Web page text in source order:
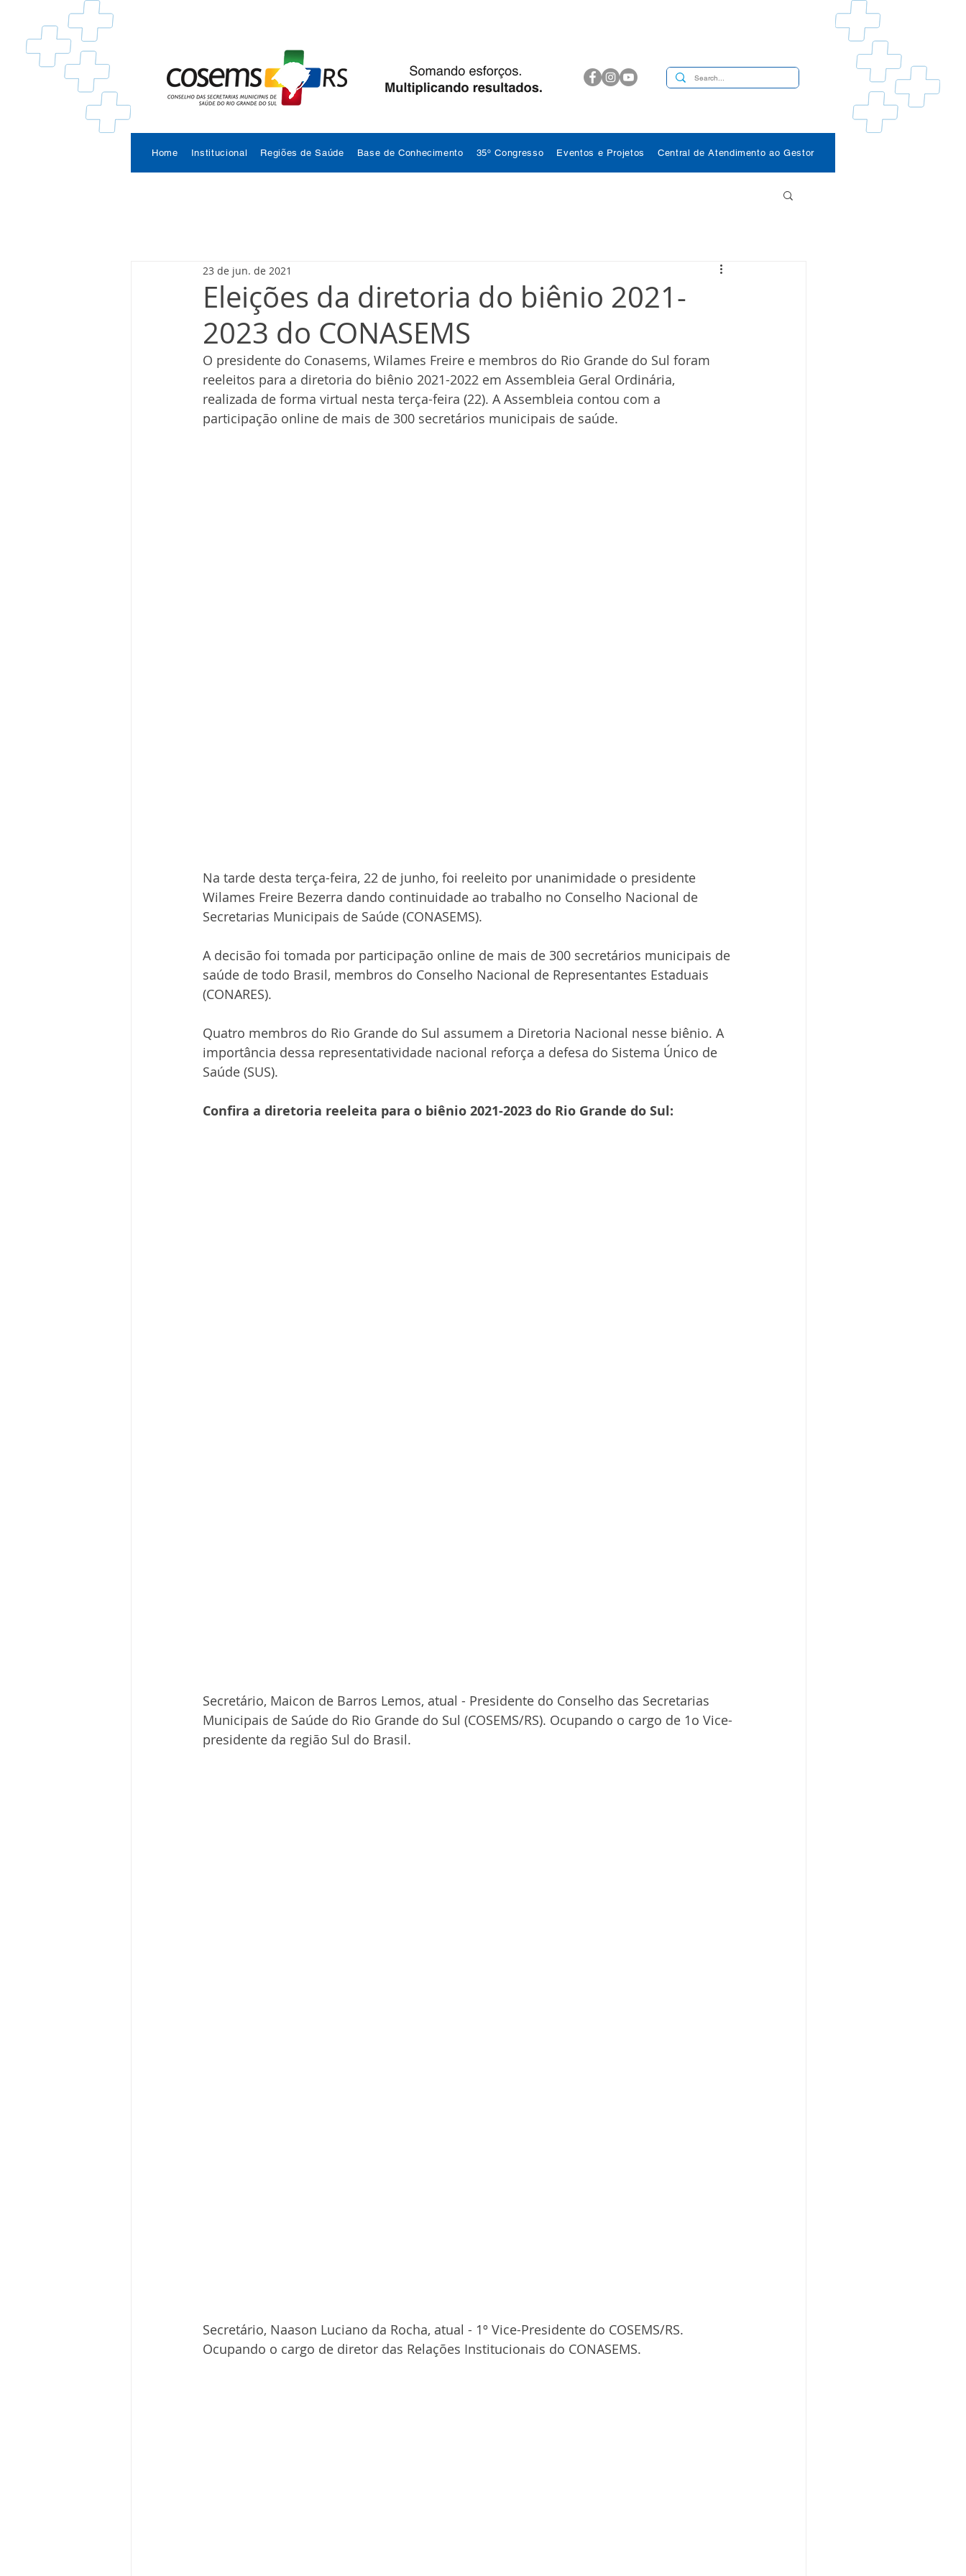
Home Institucional Regiões de Saúde Base de Conhecimento 35º Congresso Eventos e Projetos Central de Atendimento ao Gestor
Eleições da diretoria do biênio 2021-
2023 do CONASEMS
23 de jun. de 2021
O presidente do Conasems, Wilames Freire e membros do Rio Grande do Sul foram
reeleitos para a diretoria do biênio 2021-2022 em Assembleia Geral Ordinária,
realizada de forma virtual nesta terça-feira (22). A Assembleia contou com a
participação online de mais de 300 secretários municipais de saúde.
Na tarde desta terça-feira, 22 de junho, foi reeleito por unanimidade o presidente
Wilames Freire Bezerra dando continuidade ao trabalho no Conselho Nacional de
Secretarias Municipais de Saúde (CONASEMS).
A decisão foi tomada por participação online de mais de 300 secretários municipais de
saúde de todo Brasil, membros do Conselho Nacional de Representantes Estaduais
(CONARES).
Quatro membros do Rio Grande do Sul assumem a Diretoria Nacional nesse biênio. A
importância dessa representatividade nacional reforça a defesa do Sistema Único de
Saúde (SUS).
Confira a diretoria reeleita para o biênio 2021-2023 do Rio Grande do Sul:
Secretário, Maicon de Barros Lemos, atual - Presidente do Conselho das Secretarias
Municipais de Saúde do Rio Grande do Sul (COSEMS/RS). Ocupando o cargo de 1o Vice-
presidente da região Sul do Brasil.
Secretário, Naason Luciano da Rocha, atual - 1º Vice-Presidente do COSEMS/RS.
Ocupando o cargo de diretor das Relações Institucionais do CONASEMS.